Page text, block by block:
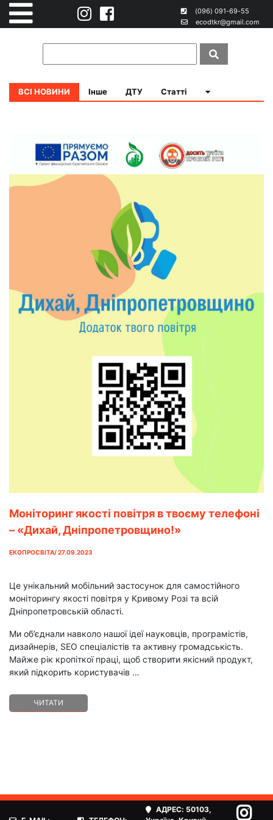
(096) 091-69-55
ecodtkr@gmail.com
ВСІ НОВИНИ Інше ДТУ Статті
Моніторинг якості повітря в твоєму телефоні
– «Дихай, Дніпропетровщино!»
ЕКОПРОСВІТА/ 27.09.2023
Це унікальний мобільний застосунок для самостійного
моніторингу якості повітря у Кривому Розі та всій
Дніпропетровській області.
Ми об’єднали навколо нашої ідеї науковців, програмістів,
дизайнерів, SEO спеціалістів та активну громадськість.
Майже рік кропіткої праці, щоб створити якісний продукт,
який підкорить користувачів …
ЧИТАТИ
АДРЕС: 50103,